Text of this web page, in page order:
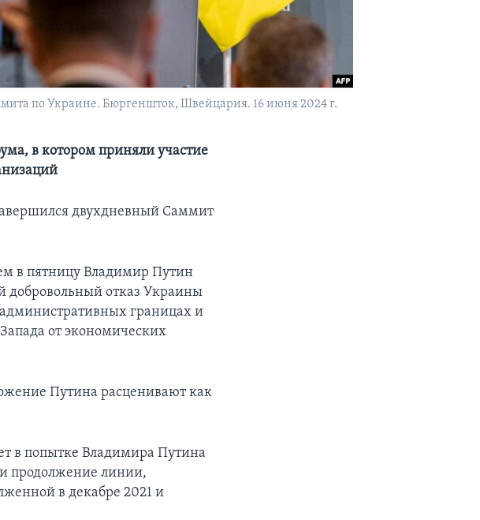
по Украине. Бюргеншток, Швейцария. 16 июня 2024 г.
в котором приняли участие
двухдневный Саммит
в пятницу Владимир Путин
отказ Украины
границах и
от экономических
Путина расценивают как
в попытке Владимира Путина
продолжение линии,
в декабре 2021 и